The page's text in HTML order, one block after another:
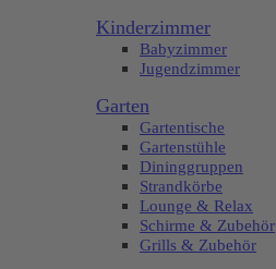
Kinderzimmer
Babyzimmer
Jugendzimmer
Garten
Gartentische
Gartenstühle
Dininggruppen
Strandkörbe
Lounge & Relax
Schirme & Zubehör
Grills & Zubehör